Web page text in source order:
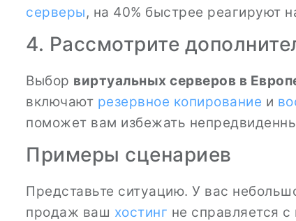
серверы, на 40% быстрее реагируют
4. Рассмотрите
Выбор виртуальных серверов в
включают резервное копирование и
поможет вам избежать
Примеры сценариев
Представьте ситуацию. У вас
продаж ваш хостинг не справляется